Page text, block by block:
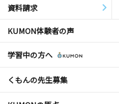
資料請求
KUMON体験者の声
学習中の方へ
くもんの先生募集